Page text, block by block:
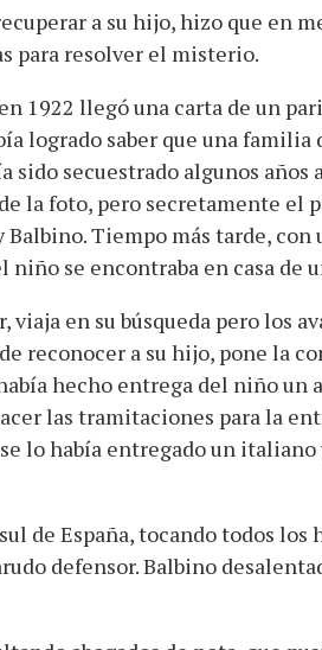
a su hijo, hizo que en
para resolver el misterio.
1922 llegó una carta de un
logrado saber que una
sido secuestrado algunos años
la foto, pero secretamente el
Tiempo más tarde,
niño se encontraba en casa de
viaja en su búsqueda pero los
reconocer a su hijo, pone la
hecho entrega del niño un
las tramitaciones para la
lo había entregado un italiano
de España, tocando todos los
defensor. Balbino